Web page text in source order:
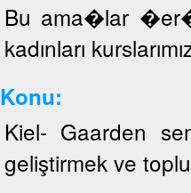
Bu ama�lar
kadınları
Konu:
Kiel- Gaarden
geliştirmek ve